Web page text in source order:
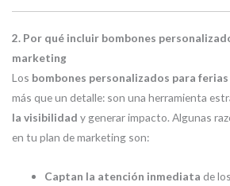
2. Por qué incluir bombones
marketing
Los bombones personalizados para
más que un detalle: son una herramienta
la visibilidad y generar impacto. Algunas
en tu plan de marketing son:
Captan la atención inmediata de